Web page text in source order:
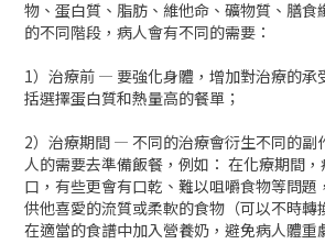
物、蛋白質、脂肪、維他命、礦物質、膳食
的不同階段，病人會有不同的需要：
1）治療前 — 要強化身體，增加對治療的承
括選擇蛋白質和熱量高的餐單；
2）治療期間 — 不同的治療會衍生不同的副
人的需要去準備飯餐，例如： 在化療期間
口，有些更會有口乾、難以咀嚼食物等問題
供他喜愛的流質或柔軟的食物（可以不時轉
在適當的食譜中加入營養奶，避免病人體重